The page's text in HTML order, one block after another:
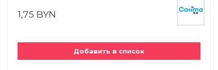
1,75 BYN
Добавить в список